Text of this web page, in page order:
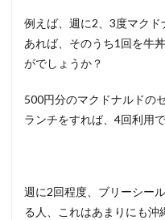
例えば、週に2、3度マク
あれば、そのうち1回を牛
がでしょうか？
500円分のマクドナルドの
ランチをすれば、4回利用
週に2回程度、ブリーシー
る人、これはあまりにも沖